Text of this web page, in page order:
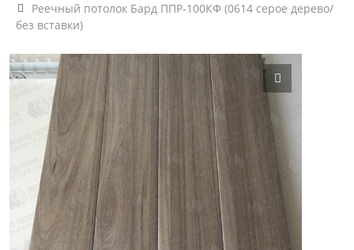
Реечный потолок Бард ППР-100КФ (0614 серое дерево/
без вставки)